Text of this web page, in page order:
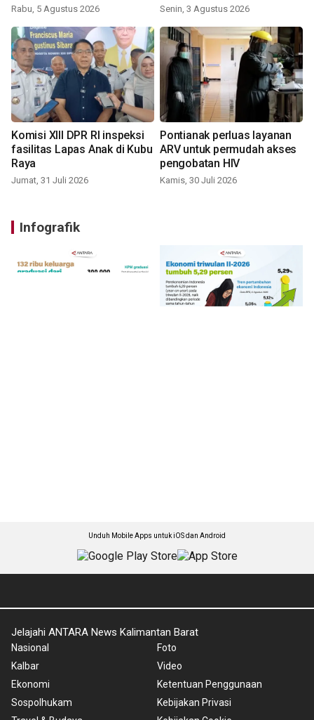
Rabu, 5 Agustus 2026 Senin, 3 Agustus 2026
Komisi XIII DPR RI inspeksi
fasilitas Lapas Anak di Kubu
Raya
Jumat, 31 Juli 2026
Pontianak perluas layanan
ARV untuk permudah akses
pengobatan HIV
Kamis, 30 Juli 2026
Infografik
Unduh Mobile Apps untuk iOS dan Android
Jelajahi ANTARA News Kalimantan Barat
Nasional
Kalbar
Ekonomi
Sospolhukam
Foto
Video
Ketentuan Penggunaan
Kebijakan Privasi